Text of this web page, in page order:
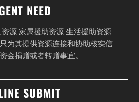
NEED
源 家属援助资源 生活援助资源
为其提供资源连接和协助核实信
金捐赠或者转赠事宜。
SUBMIT